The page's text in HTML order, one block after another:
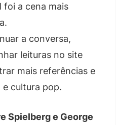
foi a cena mais
a conversa,
leituras no site
mais referências e
cultura pop.
Spielberg e George